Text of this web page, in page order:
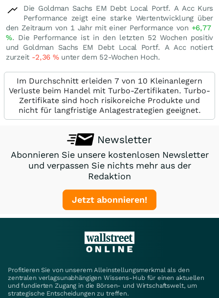
Die Goldman Sachs EM Debt Local Portf. A Acc Kurs
Performance zeigt eine starke Wertentwicklung über
den Zeitraum von 1 Jahr mit einer Performance von +6,77
%. Die Performance ist in den letzten 52 Wochen positiv
und Goldman Sachs EM Debt Local Portf. A Acc notiert
zurzeit -2,36 %unter dem 52-Wochen Hoch.
Im Durchschnitt erleiden 7 von 10 Kleinanlegern
Verluste beim Handel mit Turbo-Zertifikaten. Turbo-
Zertifikate sind hoch risikoreiche Produkte und
nicht für langfristige Anlagestrategien geeignet.
Newsletter
Abonnieren Sie unsere kostenlosen Newsletter
und verpassen Sie nichts mehr aus der
Redaktion
Jetzt abonnieren!
Profitieren Sie von unserem Alleinstellungsmerkmal als den
zentralen verlagsunabhängigen Wissens-Hub für einen aktuellen
und fundierten Zugang in die Börsen- und Wirtschaftswelt, um
strategische Entscheidungen zu treffen.